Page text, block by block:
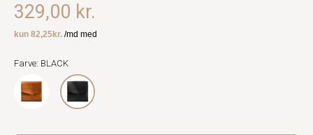
329,00 kr.
Farve: BLACK